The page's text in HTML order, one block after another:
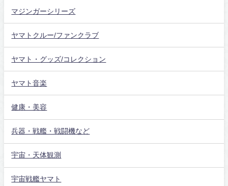
マジンガーシリーズ
ヤマトクルー/ファンクラブ
ヤマト・グッズ/コレクション
ヤマト音楽
健康・美容
兵器・戦艦・戦闘機など
宇宙・天体観測
宇宙戦艦ヤマト